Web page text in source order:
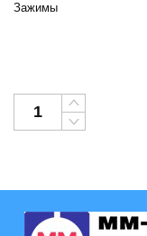
Зажимы